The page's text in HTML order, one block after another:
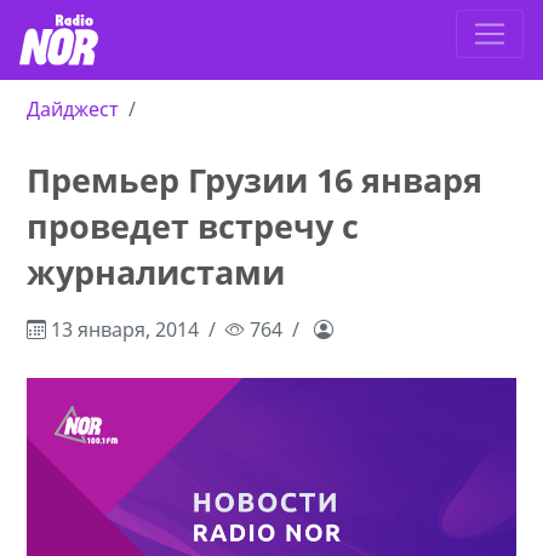
Дайджест
Премьер Грузии 16 января
проведет встречу с
журналистами
13 января, 2014 764